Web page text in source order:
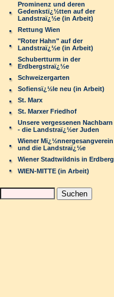
Prominenz und deren
Gedenkstï¿½tten auf der
Landstraï¿½e (in Arbeit)
Rettung Wien
"Roter Hahn" auf der
Landstraï¿½e (in Arbeit)
Schubertturm in der
Erdbergstraï¿½e
Schweizergarten
Sofiensï¿½le neu (in Arbeit)
St. Marx
St. Marxer Friedhof
Unsere vergessenen Nachbarn
- die Landstraï¿½er Juden
Wiener Mï¿½nnergesangverein
und die Landstraï¿½e
Wiener Stadtwildnis in Erdberg
WIEN-MITTE (in Arbeit)